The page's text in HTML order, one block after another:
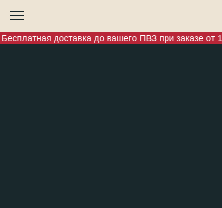
доставка до вашего ПВЗ при заказе от 1